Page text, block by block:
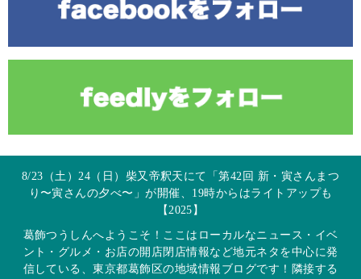
8/23（土）24（日）柴又帝釈天にて「第42回 新・寅さんまつ
り〜寅さんの夕べ〜」が開催、19時からはライトアップも
【2025】
葛飾つうしんへようこそ！ここはローカルなニュース・イベ
ント・グルメ・お店の開店閉店情報など地元ネタを中心に発
信している、東京都葛飾区の地域情報ブログです！隣接する